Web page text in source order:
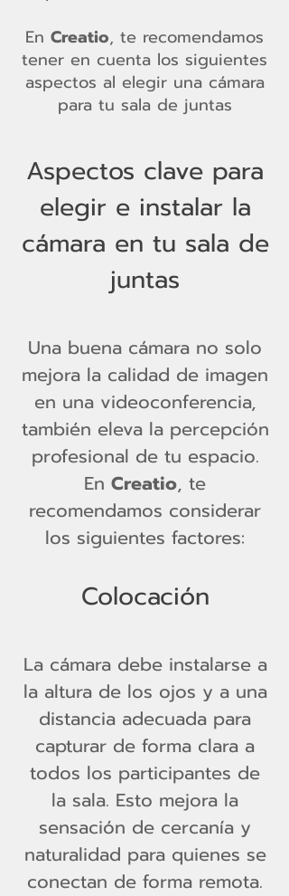
En Creatio, te recomendamos
tener en cuenta los siguientes
aspectos al elegir una cámara
para tu sala de juntas
Aspectos clave para
elegir e instalar la
cámara en tu sala de
juntas
Una buena cámara no solo
mejora la calidad de imagen
en una videoconferencia,
también eleva la percepción
profesional de tu espacio.
En Creatio, te
recomendamos considerar
los siguientes factores:
Colocación
La cámara debe instalarse a
la altura de los ojos y a una
distancia adecuada para
capturar de forma clara a
todos los participantes de
la sala. Esto mejora la
sensación de cercanía y
naturalidad para quienes se
conectan de forma remota.